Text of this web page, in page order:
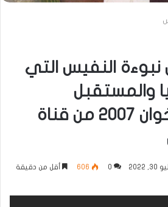
نبوءة النفيس التي
والمستقبل
السياسي للإخوان 2007 من قناة
2022
0
606 أقل من دقيقة